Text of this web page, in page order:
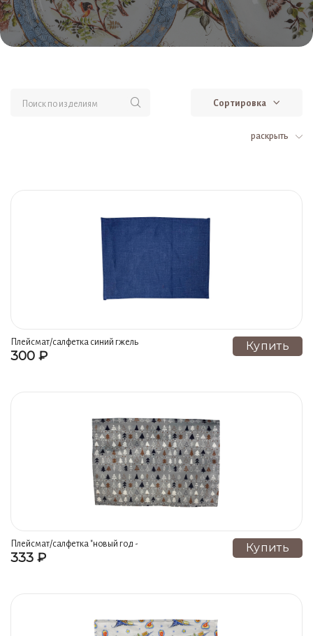
Сортировка
раскрыть
Плейсмат/салфетка синий гжель
ручная роспись
300 ₽
Купить
Плейсмат/салфетка "новый год -
ёлки на сером" гжель ручная
333 ₽
Купить